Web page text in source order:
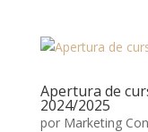
Apertura de
2024/2025
por Marketing